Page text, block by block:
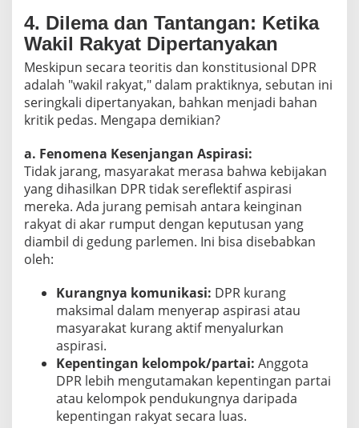
4. Dilema dan Tantangan: Ketika
Wakil Rakyat Dipertanyakan
Meskipun secara teoritis dan konstitusional DPR
adalah "wakil rakyat," dalam praktiknya, sebutan ini
seringkali dipertanyakan, bahkan menjadi bahan
kritik pedas. Mengapa demikian?
a. Fenomena Kesenjangan Aspirasi:
Tidak jarang, masyarakat merasa bahwa kebijakan
yang dihasilkan DPR tidak sereflektif aspirasi
mereka. Ada jurang pemisah antara keinginan
rakyat di akar rumput dengan keputusan yang
diambil di gedung parlemen. Ini bisa disebabkan
oleh:
Kurangnya komunikasi: DPR kurang
maksimal dalam menyerap aspirasi atau
masyarakat kurang aktif menyalurkan
aspirasi.
Kepentingan kelompok/partai: Anggota
DPR lebih mengutamakan kepentingan partai
atau kelompok pendukungnya daripada
kepentingan rakyat secara luas.